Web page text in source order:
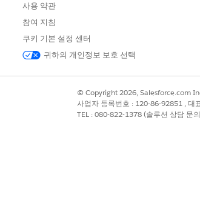
바운드 소스의 보상 할당을 여러 제공자와 공유하
스 권한 집합이 있는 사용자만 보상 일정의 승인 상
승인할 수 있습니다. 다른 사용자에게는 승인 상태
전에 모든 제공자의 기본 담당자를 식별하고 위탁
합니다.
사용 약관
참여 지침
쿠키 기본 설정 센터
귀하의 개인정보 보호 선택
© Copyright 2026, Salesforce.com
사업자 등록번호 : 120-86-92851 , 대
TEL : 080-822-1378 (솔루션 상담 문